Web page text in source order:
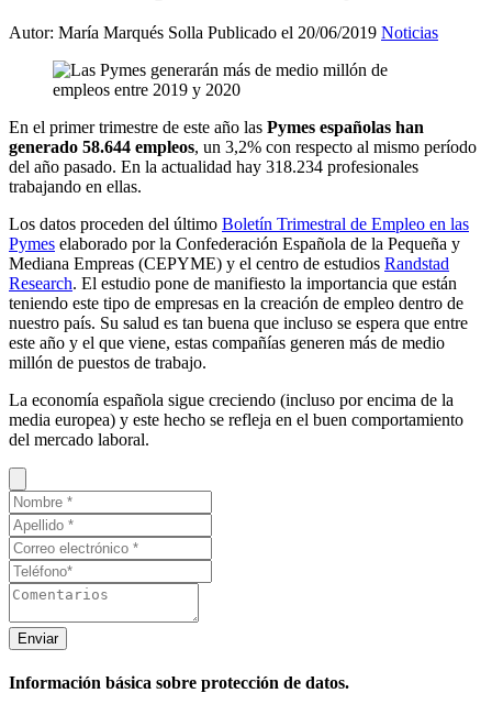
Autor: María Marqués Solla Publicado el 20/06/2019 Noticias
En el primer trimestre de este año las Pymes españolas han
generado 58.644 empleos, un 3,2% con respecto al mismo período
del año pasado. En la actualidad hay 318.234 profesionales
trabajando en ellas.
Los datos proceden del último Boletín Trimestral de Empleo en las
Pymes elaborado por la Confederación Española de la Pequeña y
Mediana Empreas (CEPYME) y el centro de estudios Randstad
Research. El estudio pone de manifiesto la importancia que están
teniendo este tipo de empresas en la creación de empleo dentro de
nuestro país. Su salud es tan buena que incluso se espera que entre
este año y el que viene, estas compañías generen más de medio
millón de puestos de trabajo.
La economía española sigue creciendo (incluso por encima de la
media europea) y este hecho se refleja en el buen comportamiento
del mercado laboral.
Enviar
Información básica sobre protección de datos.